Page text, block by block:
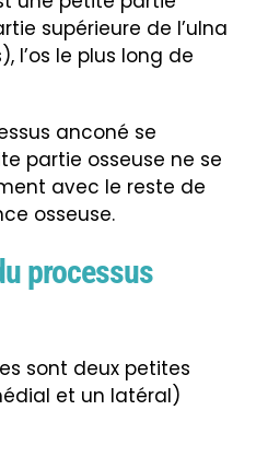
supérieure de l’ulna
l’os le plus long de
anconé se
partie osseuse ne se
avec le reste de
osseuse.
processus
sont deux petites
et un latéral)